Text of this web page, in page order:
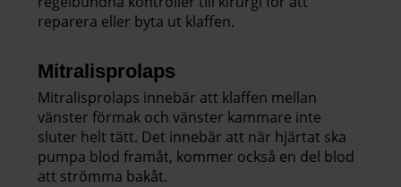
reparera eller byta ut klaffen.
Mitralisprolaps
Mitralisprolaps innebär att klaffen mellan
vänster förmak och vänster kammare inte
sluter helt tätt. Det innebär att när hjärtat ska
pumpa blod framåt, kommer också en del blod
att strömma bakåt.